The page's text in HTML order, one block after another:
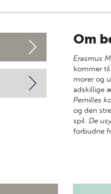
Om
Erasmus
kommer
morer og
adskillige
Pernilles
og den
spil. De
forbudne